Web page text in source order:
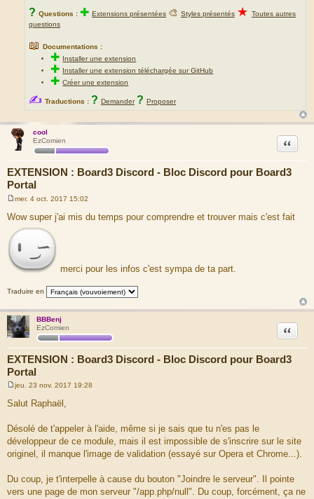
? Questions : ✚ Extensions présentées 🎨 Styles présentés ★ Toutes autres
questions
📖 Documentations :
✚ Installer une extension
✚ Installer une extension téléchargée sur GitHub
✚Créer une extension
✍ Traductions : ? Demander ? Proposer
cool
EzComien
EXTENSION : Board3 Discord - Bloc Discord pour Board3
Portal
Citation
e
s
s
g
mer. 4 oct. 2017 15:02
Wow super j'ai mis du temps pour comprendre et trouver mais c'est fait
merci pour les infos c'est sympa de ta part.
Traduire en
BBBenj
EzComien
EXTENSION : Board3 Discord - Bloc Discord pour Board3
Portal
Citation
e
s
a
g
e
jeu. 23 nov. 2017 19:28
Salut Raphaël,
Désolé de t'appeler à l'aide, même si je sais que tu n'es pas le
développeur de ce module, mais il est impossible de s'inscrire sur le site
originel, il manque l'image de validation (essayé sur Opera et Chrome...).
Du coup, je t'interpelle à cause du bouton "Joindre le serveur". Il pointe
vers une page de mon serveur "/app.php/null". Du coup, forcément, ça ne